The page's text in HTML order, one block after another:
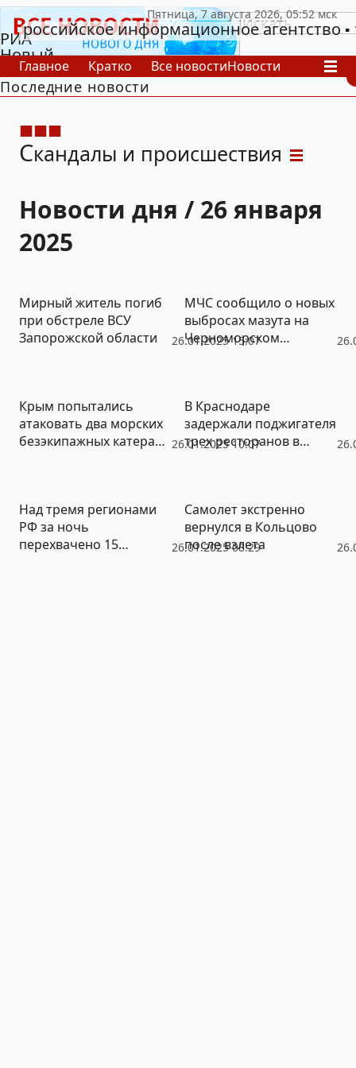
РИА
Новый
День
российское информационное агентство
Главное Кратко Все новостиНовости
В России
В мире
Последние новости
Скандалы и происшествия
Новости дня / 26 января
2025
26.01.2025 15:07
Мирный житель погиб
при обстреле ВСУ
Запорожской области
МЧС сообщило о новых
выбросах мазута на
Черноморском
26.01.2025 10:07
Крым попытались
атаковать два морских
безэкипажных катера
В Краснодаре
задержали поджигателя
трех ресторанов в
26.01.2025 08:29
Над тремя регионами
РФ за ночь
перехвачено 15
Самолет экстренно
вернулся в Кольцово
после взлета